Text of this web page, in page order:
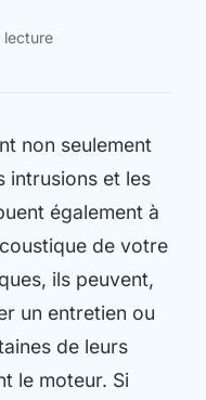
lecture
non seulement
intrusions et les
également à
de votre
ils peuvent,
un entretien ou
de leurs
le moteur. Si